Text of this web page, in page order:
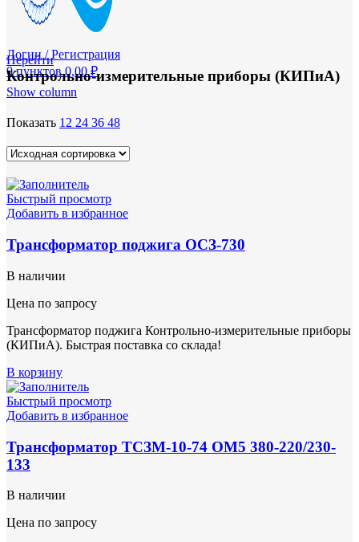
Логин / Регистрация
0пунктов 0,00₽
Перейти
Контрольно-измерительные приборы (КИПиА)
Show column
Показать 12 24 36 48
Быстрый просмотр
Добавить в избранное
Трансформатор поджига ОСЗ-730
В наличии
Цена по запросу
Трансформатор поджига Контрольно-измерительные приборы
(КИПиА). Быстрая поставка со склада!
В корзину
Быстрый просмотр
Добавить в избранное
Трансформатор ТСЗМ-10-74 ОМ5 380-220/230-
133
В наличии
Цена по запросу